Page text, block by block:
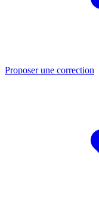
Proposer une correction